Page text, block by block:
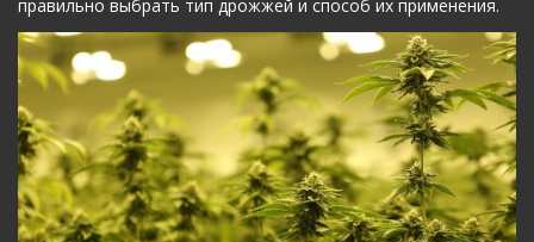
правильно выбрать тип дрожжей и способ их применения.